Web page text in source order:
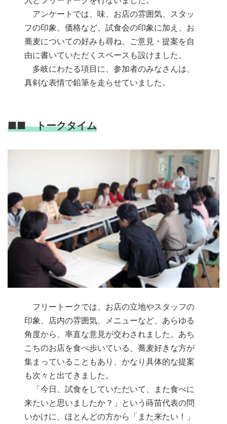
アンケートでは、味、お店の雰囲気、スタッ
フの印象、価格など、試食会の印象に加え、お
蕎麦についての好みも尋ね、ご意見・提案を自
由に書いていただくスペースも設けました。
多岐にわたる項目に、参加者のみなさんは、
真剣な表情で鉛筆を走らせていました。
■■ トークタイム
フリートークでは、お店の立地やスタッフの
印象、店内の雰囲気、メニューなど、あらゆる
角度から、率直な意見が交わされました。あち
こちのお店を食べ歩いている、蕎麦好きな方が
集まっていることもあり、かなり具体的な提案
も次々と出てきました。
「今日、試食をしていただいて、また食べに
来たいと思いましたか？」という蒔苗代表の問
いかけに、ほとんどの方から「また来たい！」